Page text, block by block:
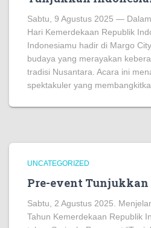
Sabtu, 9 Agustus 2025 —
Hari Kemerdekaan Republik
Indonesiamu hadir di Margo
budaya yang merayakan
tradisi Nusantara. Acara ini
spektakuler yang
UNCATEGORIZED
Pre-event
Sabtu, 2 Agustus 2025.
Tahun Kemerdekaan Republik